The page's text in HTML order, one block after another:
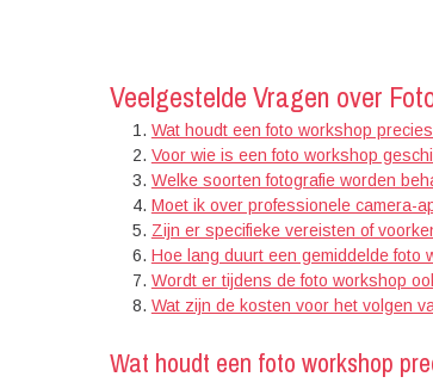
Veelgestelde Vragen over
Wat houdt een foto workshop
Voor wie is een foto workshop
Welke soorten fotografie worden
Moet ik over professionele camera-
Zijn er specifieke vereisten of
Hoe lang duurt een gemiddelde foto
Wordt er tijdens de foto workshop
Wat zijn de kosten voor het volgen
Wat houdt een foto workshop